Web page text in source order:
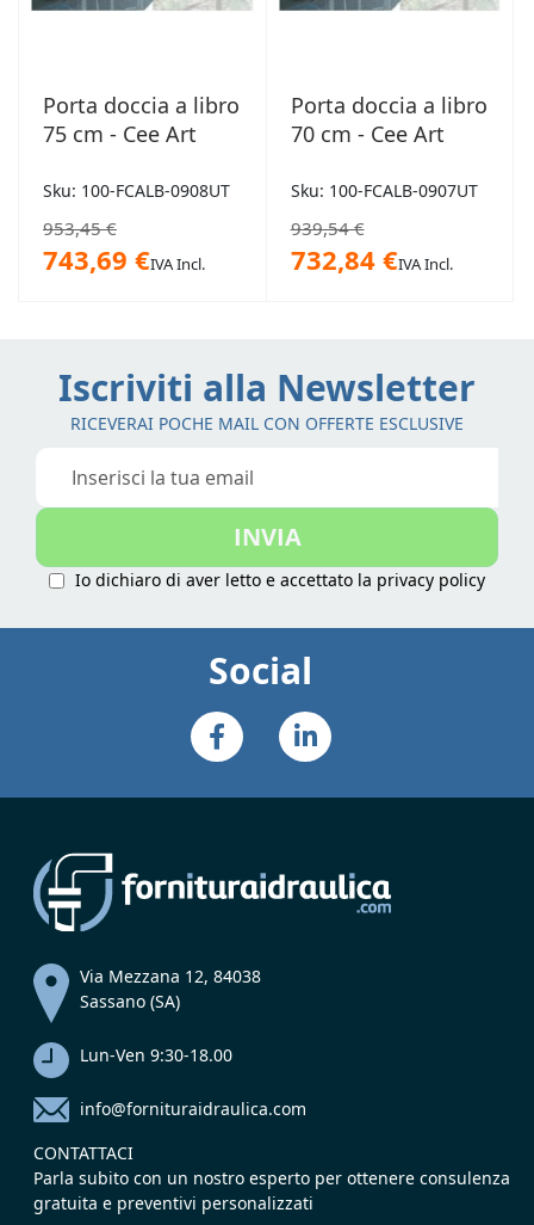
Porta doccia a libro
75 cm - Cee Art
Sku: 100-FCALB-0908UT
953,45 €
743,69 €IVA Incl.
Porta doccia a libro
70 cm - Cee Art
Sku: 100-FCALB-0907UT
939,54 €
732,84 €IVA Incl.
Iscriviti alla Newsletter
RICEVERAI POCHE MAIL CON OFFERTE ESCLUSIVE
Iscriviti
nostra
INVIA
Io dichiaro di aver letto e accettato la privacy policy
Social
Via Mezzana 12, 84038
Sassano (SA)
Lun-Ven 9:30-18.00
info@fornituraidraulica.com
CONTATTACI
Parla subito con un nostro esperto per ottenere consulenza
gratuita e preventivi personalizzati